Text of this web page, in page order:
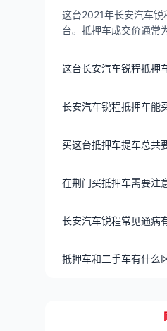
这台2021年长安汽车
台。抵押车成交价通常
这台长安汽车锐程抵押
长安汽车锐程抵押车能
买这台抵押车提车总共
在荆门买抵押车需要注
长安汽车锐程常见通病
抵押车和二手车有什么